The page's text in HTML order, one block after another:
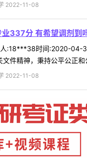
2022-11-08
337分 有希望调剂到
:18***38时间:2020-04-
件精神，秉持公平公正
2022-11-08